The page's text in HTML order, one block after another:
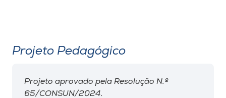
Projeto Pedagógico
Projeto aprovado pela Resolução N.º
65/CONSUN/2024.